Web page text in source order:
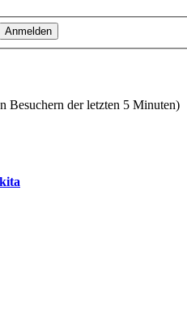
Besuchern der letzten 5 Minuten)